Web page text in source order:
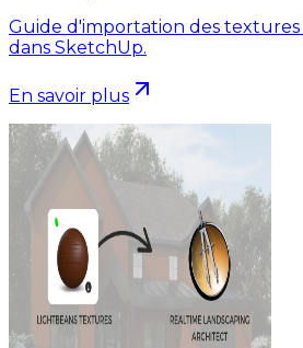
Guide d'importation des textures
dans SketchUp.
En savoir plus